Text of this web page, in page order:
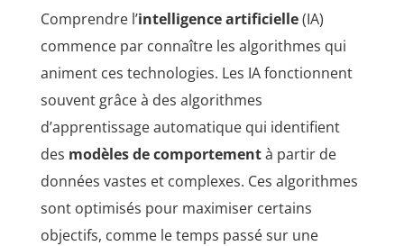
Comprendre l’intelligence artificielle(IA)
commence par connaître les algorithmes qui
animent ces technologies. Les IA fonctionnent
souvent grâce à des algorithmes
d’apprentissage automatique qui identifient
des modèles de comportementà partir de
données vastes et complexes. Ces algorithmes
sont optimisés pour maximiser certains
objectifs, comme le temps passé sur une